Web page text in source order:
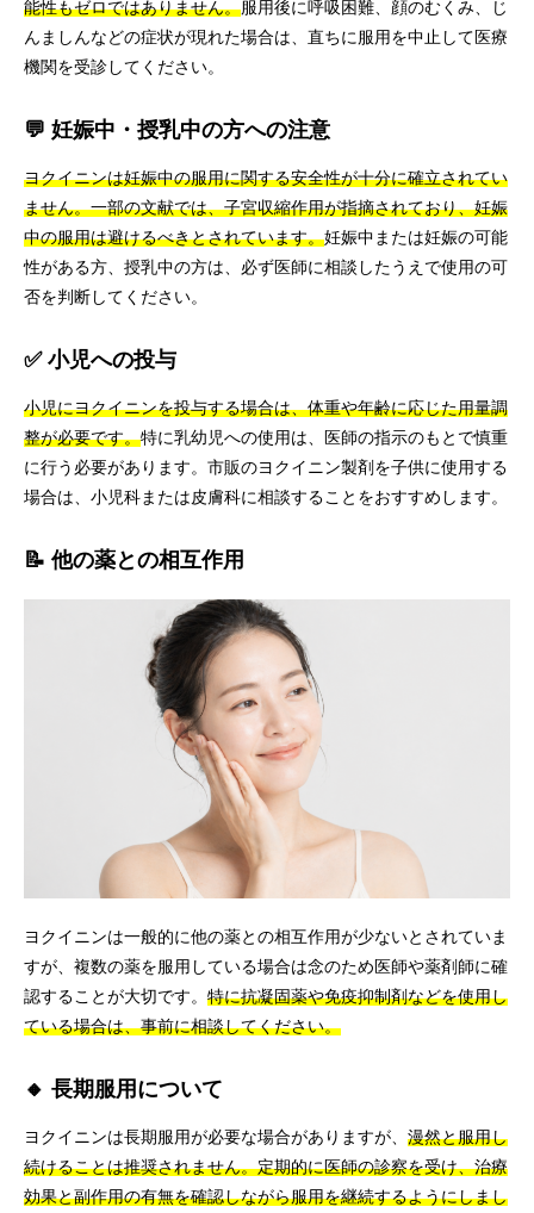
能性もゼロではありません。服用後に呼吸困難、顔のむくみ、じ
んましんなどの症状が現れた場合は、直ちに服用を中止して医療
機関を受診してください。
💬 妊娠中・授乳中の方への注意
ヨクイニンは妊娠中の服用に関する安全性が十分に確立されてい
ません。一部の文献では、子宮収縮作用が指摘されており、妊娠
中の服用は避けるべきとされています。妊娠中または妊娠の可能
性がある方、授乳中の方は、必ず医師に相談したうえで使用の可
否を判断してください。
✅ 小児への投与
小児にヨクイニンを投与する場合は、体重や年齢に応じた用量調
整が必要です。特に乳幼児への使用は、医師の指示のもとで慎重
に行う必要があります。市販のヨクイニン製剤を子供に使用する
場合は、小児科または皮膚科に相談することをおすすめします。
📝 他の薬との相互作用
ヨクイニンは一般的に他の薬との相互作用が少ないとされていま
すが、複数の薬を服用している場合は念のため医師や薬剤師に確
認することが大切です。 特に抗凝固薬や免疫抑制剤などを使用し
ている場合は、事前に相談してください。
🔸 長期服用について
ヨクイニンは長期服用が必要な場合がありますが、 漫然と服用し
続けることは推奨されません。定期的に医師の診察を受け、治療
効果と副作用の有無を確認しながら服用を継続するようにしまし